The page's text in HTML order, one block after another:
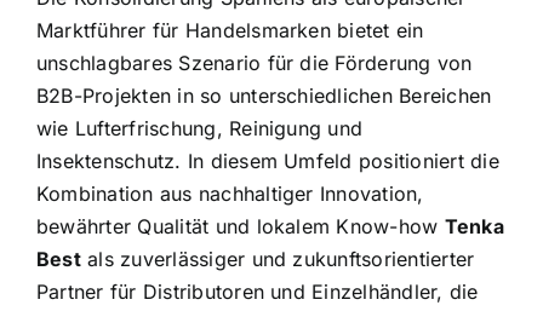
Marktführer für Handelsmarken bietet ein
unschlagbares Szenario für die Förderung von
B2B-Projekten in so unterschiedlichen Bereichen
wie Lufterfrischung, Reinigung und
Insektenschutz. In diesem Umfeld positioniert die
Kombination aus nachhaltiger Innovation,
bewährter Qualität und lokalem Know-how Tenka
Bestals zuverlässiger und zukunftsorientierter
Partner für Distributoren und Einzelhändler, die